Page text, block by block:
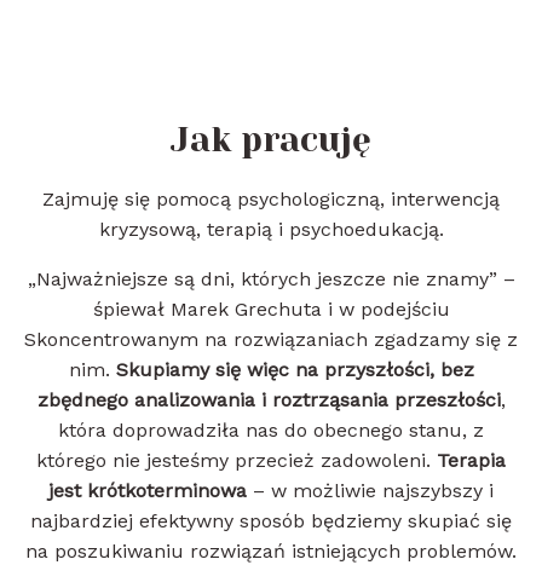
Jak pracuję
Zajmuję się pomocą psychologiczną, interwencją
kryzysową, terapią i psychoedukacją.
„Najważniejsze są dni, których jeszcze nie znamy” –
śpiewał Marek Grechuta i w podejściu
Skoncentrowanym na rozwiązaniach zgadzamy się z
nim. Skupiamy się więc na przyszłości, bez
zbędnego analizowania i roztrząsania przeszłości,
która doprowadziła nas do obecnego stanu, z
którego nie jesteśmy przecież zadowoleni. Terapia
jest krótkoterminowa – w możliwie najszybszy i
najbardziej efektywny sposób będziemy skupiać się
na poszukiwaniu rozwiązań istniejących problemów.